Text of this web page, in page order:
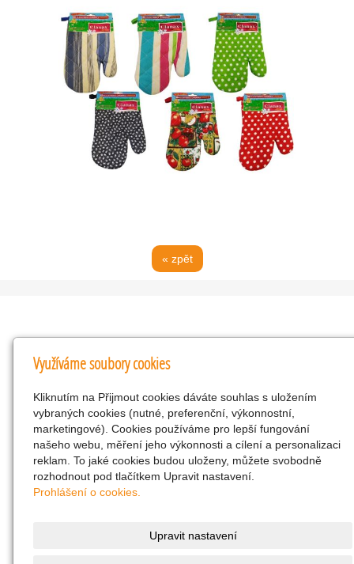
« zpět
Kontakty
KNK obchodní společnost s r.o.
Komenského 127, Žacléř, 542 01 Číslo účtu:
286293602/0300
25298518
CZ25298518
info@drogerienacestach.cz
Využíváme soubory cookies
Kliknutím na Přijmout cookies dáváte souhlas s uložením
vybraných cookies (nutné, preferenční, výkonnostní,
marketingové). Cookies používáme pro lepší fungování
našeho webu, měření jeho výkonnosti a cílení a personalizaci
reklam. To jaké cookies budou uloženy, můžete svobodně
rozhodnout pod tlačítkem Upravit nastavení.
Prohlášení o cookies.
Upravit nastavení